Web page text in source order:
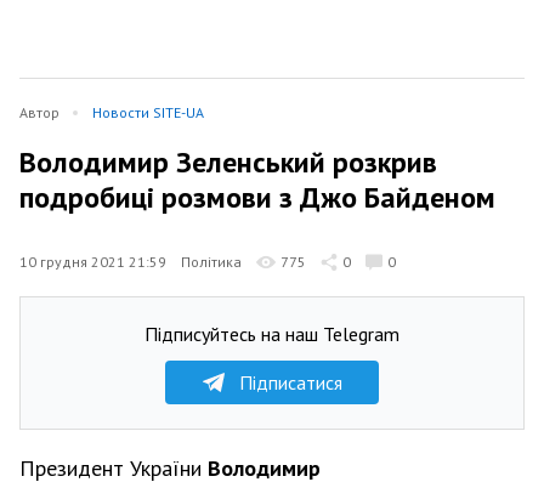
Автор Новости SITE-UA
Володимир Зеленський розкрив
подробиці розмови з Джо Байденом
10 грудня 2021 21:59 Політика 775 0 0
Підписуйтесь на наш Telegram
Підписатися
Президент України Володимир